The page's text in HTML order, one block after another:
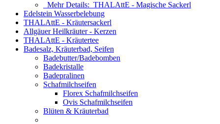
Mehr Details: THALAttE - Magische Sackerl
Edelstein Wasserbelebung
THALAttE - Kräutersackerl
Allgäuer Heilkräuter - Kerzen
THALAttE - Kräutertee
Badesalz, Kräuterbad, Seifen
Badebutter/Badebomben
Badekristalle
Badepralinen
Schafmilchseifen
Florex Schafmilchseifen
Ovis Schafmilchseifen
Blüten & Kräuterbad